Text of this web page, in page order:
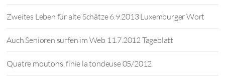
Zweites Leben für alte Schätze 6.9.2013 Luxemburger Wort
Auch Senioren surfen im Web 11.7.2012 Tageblatt
Quatre moutons, finie la tondeuse 05/2012